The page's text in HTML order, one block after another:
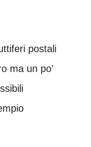
postali
ma un po’